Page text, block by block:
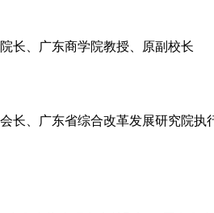
长、广东商学院教授、原副校长
长、广东省综合改革发展研究院执